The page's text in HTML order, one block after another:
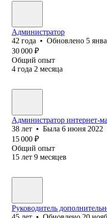
Администратор
42 года • Обновлено 5
30 000 ₽
Общий опыт
4 года 2 месяца
Администратор интернет-
38 лет • Была 6 июня 2022
15 000 ₽
Общий опыт
15 лет 9 месяцев
Руководитель